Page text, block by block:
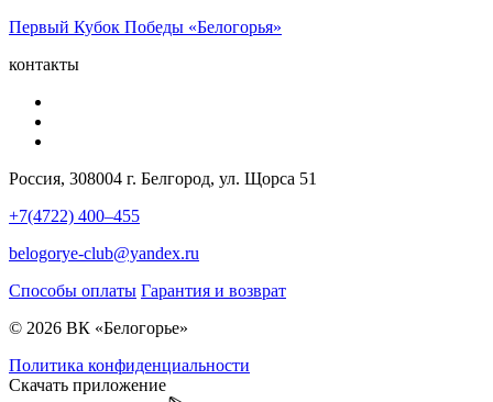
Первый Кубок Победы «Белогорья»
контакты
Россия, 308004 г. Белгород, ул. Щорса 51
+7(4722) 400–455
belogorye-club@yandex.ru
Способы оплаты Гарантия и возврат
© 2026 ВК «Белогорье»
Политика конфиденциальности
Скачать приложение